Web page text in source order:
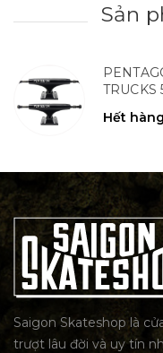
Sản
TRUCKS
Hết hàng
Saigon Skateshop là
trượt lâu đời và uy tín